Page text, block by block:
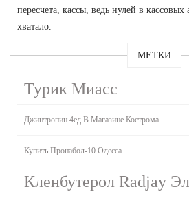
пересчета, кассы, ведь нулей в кассовых
хватало.
МЕТКИ
Турик Миасс
Джинтропин 4ед В Магазине Кострома
Купить Пронабол-10 Одесса
Кленбутерол Radjay